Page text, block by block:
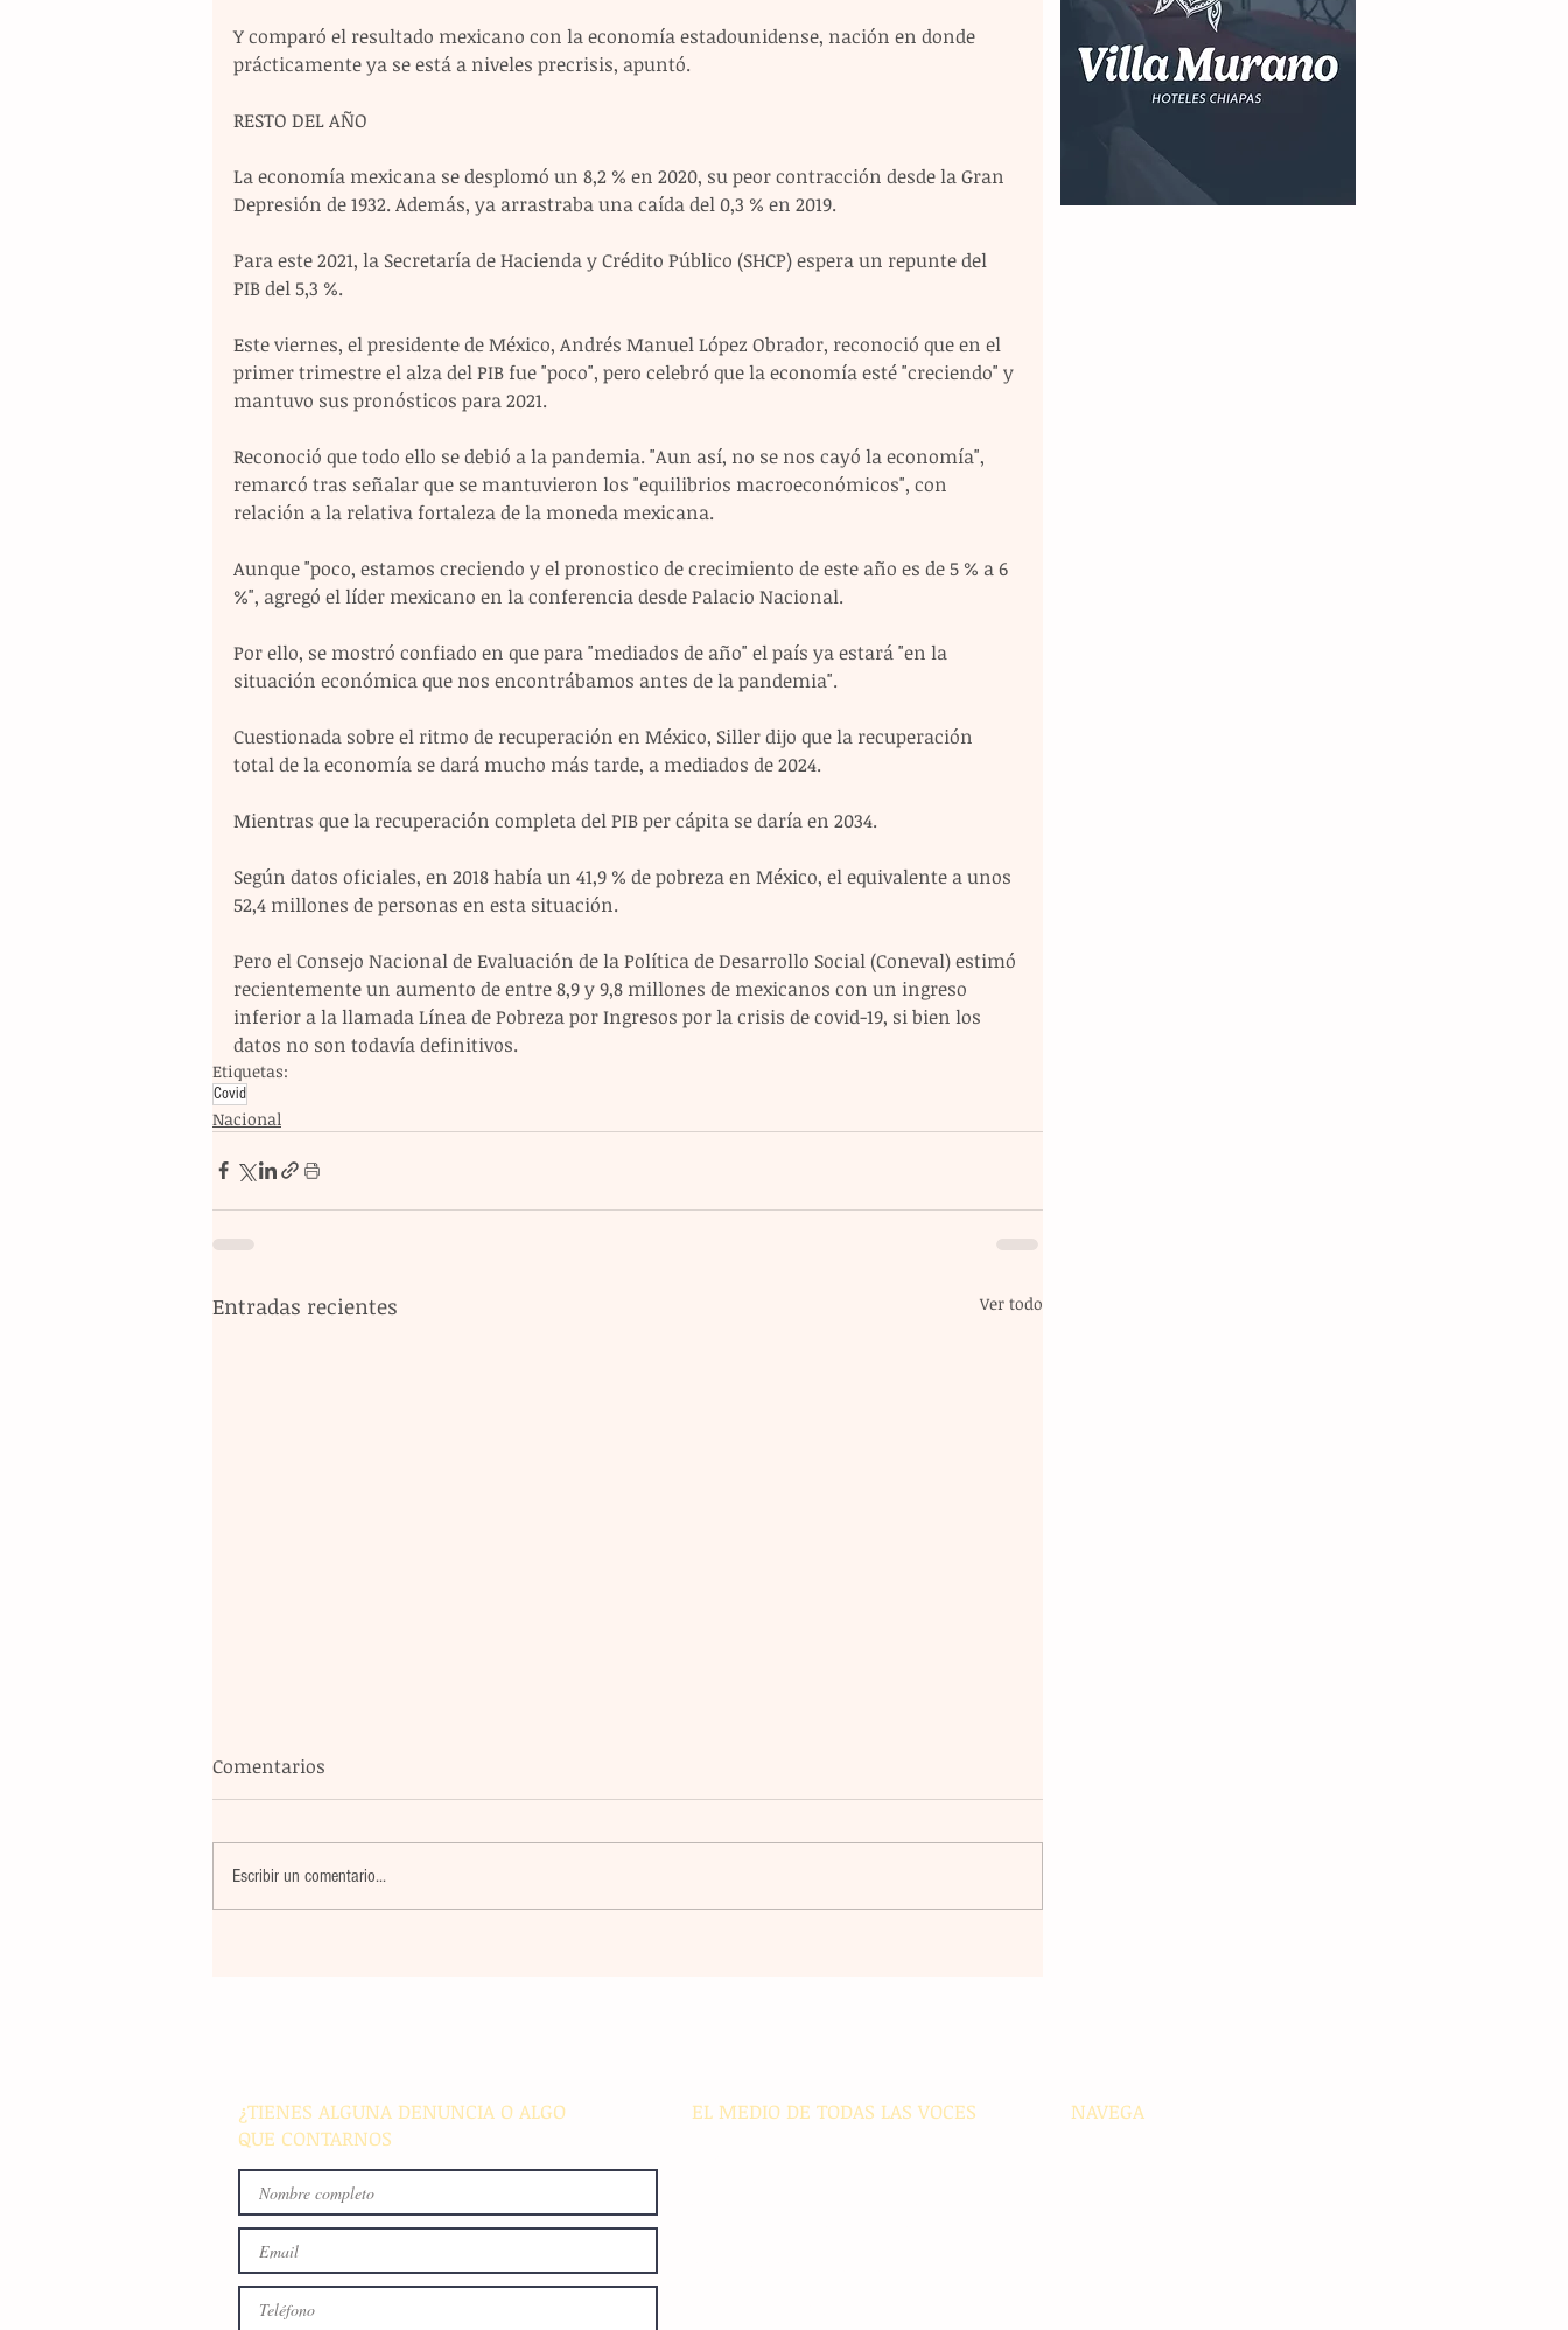
Y comparó el resultado mexicano con la economía estadounidense, nación en donde
prácticamente ya se está a niveles precrisis, apuntó.
RESTO DEL AÑO
La economía mexicana se desplomó un 8,2 % en 2020, su peor contracción desde la Gran
Depresión de 1932. Además, ya arrastraba una caída del 0,3 % en 2019.
Para este 2021, la Secretaría de Hacienda y Crédito Público (SHCP) espera un repunte del
PIB del 5,3 %.
Este viernes, el presidente de México, Andrés Manuel López Obrador, reconoció que en el
primer trimestre el alza del PIB fue "poco", pero celebró que la economía esté "creciendo" y
mantuvo sus pronósticos para 2021.
Reconoció que todo ello se debió a la pandemia. "Aun así, no se nos cayó la economía",
remarcó tras señalar que se mantuvieron los "equilibrios macroeconómicos", con
relación a la relativa fortaleza de la moneda mexicana.
Aunque "poco, estamos creciendo y el pronostico de crecimiento de este año es de 5 % a 6
%", agregó el líder mexicano en la conferencia desde Palacio Nacional.
Por ello, se mostró confiado en que para "mediados de año" el país ya estará "en la
situación económica que nos encontrábamos antes de la pandemia".
Cuestionada sobre el ritmo de recuperación en México, Siller dijo que la recuperación
total de la economía se dará mucho más tarde, a mediados de 2024.
Mientras que la recuperación completa del PIB per cápita se daría en 2034.
Según datos oficiales, en 2018 había un 41,9 % de pobreza en México, el equivalente a unos
52,4 millones de personas en esta situación.
Pero el Consejo Nacional de Evaluación de la Política de Desarrollo Social (Coneval) estimó
recientemente un aumento de entre 8,9 y 9,8 millones de mexicanos con un ingreso
inferior a la llamada Línea de Pobreza por Ingresos por la crisis de covid-19, si bien los
datos no son todavía definitivos.
Etiquetas:
Covid
Nacional
Entradas recientes Ver todo
Comentarios
Escribir un comentario...
¿TIENES ALGUNA DENUNCIA O ALGO
QUE CONTARNOS
EL MEDIO DE TODAS LAS VOCES NAVEGA